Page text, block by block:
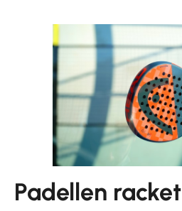
Padellen racket